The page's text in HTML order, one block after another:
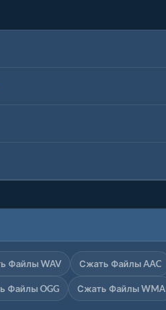
Файлы WAV Сжать Файлы AAC
Файлы OGG Сжать Файлы WMA